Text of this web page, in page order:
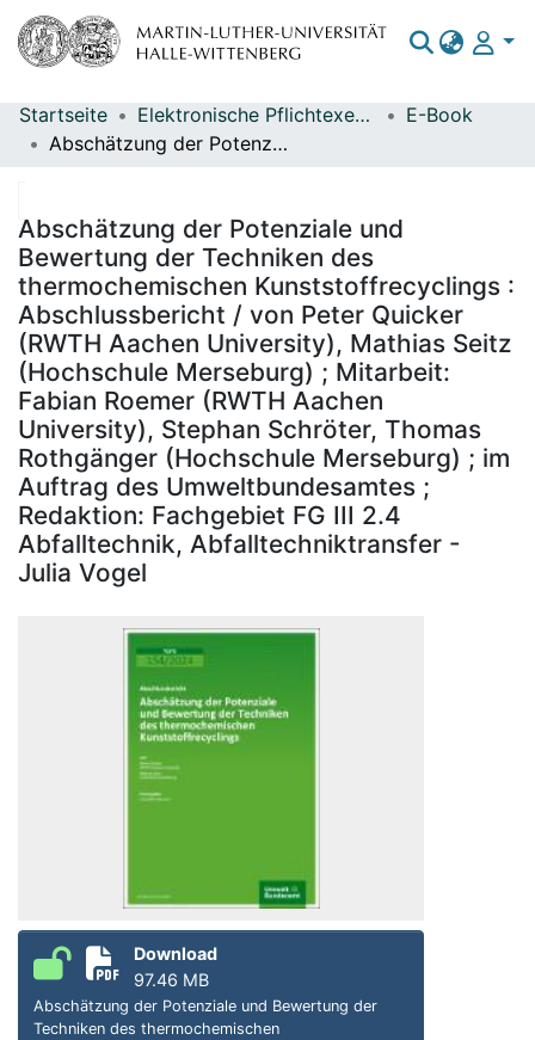
Bereiche & Sammlungen
Statistiken
Startseite Elektronische Pflichtexemplare
E-Book
Abschätzung der Potenziale und Bewertung der Techniken des thermochemischen Kunststoffrecyclings : Abschlussbericht / von Peter Quicker (RWTH Aachen University), Mathias Seitz (Hochschule Merseburg) ; Mitarbeit: Fabian Roemer (RWTH Aachen University), Stephan Schröter, Thomas Rothgänger (Hochschule Merseburg) ; im Auftrag des Umweltbundesamtes ; Redaktion: Fachgebiet FG III 2.4 Abfalltechnik, Abfalltechniktransfer - Julia Vogel
Abschätzung der Potenziale und
Bewertung der Techniken des
thermochemischen Kunststoffrecyclings :
Abschlussbericht / von Peter Quicker
(RWTH Aachen University), Mathias Seitz
(Hochschule Merseburg) ; Mitarbeit:
Fabian Roemer (RWTH Aachen
University), Stephan Schröter, Thomas
Rothgänger (Hochschule Merseburg) ; im
Auftrag des Umweltbundesamtes ;
Redaktion: Fachgebiet FG III 2.4
Abfalltechnik, Abfalltechniktransfer -
Julia Vogel
Download
97.46 MB
Abschätzung der Potenziale und Bewertung der
Techniken des thermochemischen